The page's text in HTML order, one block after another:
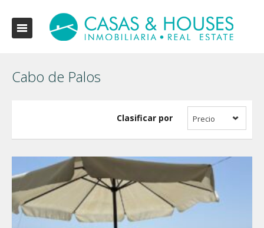
Cabo de Palos
Clasificar por Precio